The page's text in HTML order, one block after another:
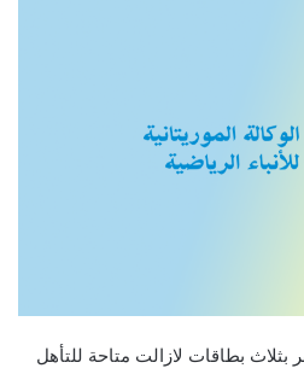
بثلاث بطاقات لازالت متاحة للتأهل